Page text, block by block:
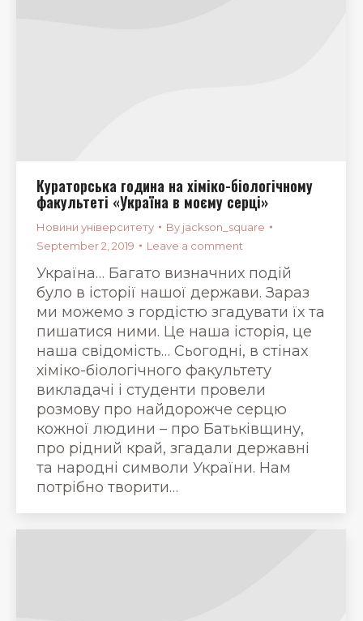
Кураторська година на хіміко-біологічному
факультеті «Україна в моєму серці»
Новини університету By jackson_square
September 2, 2019
Leave a comment
Україна… Багато визначних подій
було в історії нашої держави. Зараз
ми можемо з гордістю згадувати їх та
пишатися ними. Це наша історія, це
наша свідомість… Сьогодні, в стінах
хіміко-біологічного факультету
викладачі і студенти провели
розмову про найдорожче серцю
кожної людини – про Батьківщину,
про рідний край, згадали державні
та народні символи України. Нам
потрібно творити…